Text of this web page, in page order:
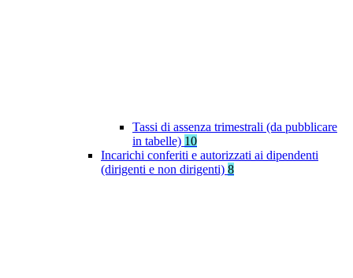
Tassi di assenza trimestrali (da pubblicare
in tabelle) 10
Incarichi conferiti e autorizzati ai dipendenti
(dirigenti e non dirigenti) 8